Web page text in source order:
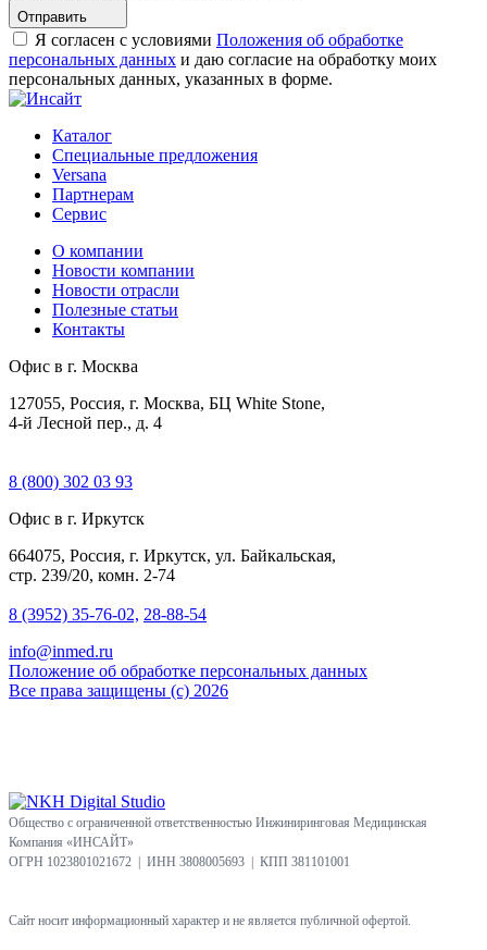
Отправить
Я согласен с условиями Положения об обработке
персональных данных и даю согласие на обработку моих
персональных данных, указанных в форме.
Каталог
Специальные предложения
Versana
Партнерам
Сервис
О компании
Новости компании
Новости отрасли
Полезные статьи
Контакты
Офис в г. Москва
127055, Россия, г. Москва, БЦ White Stone,
4-й Лесной пер., д. 4
8 (800) 302 03 93
Офис в г. Иркутск
664075, Россия, г. Иркутск, ул. Байкальская,
стр. 239/20, комн. 2-74
8 (3952) 35-76-02, 28-88-54
info@inmed.ru
Положение об обработке персональных данных
Все права защищены (с) 2026
Общество с ограниченной ответственностью Инжиниринговая Медицинская
Компания «ИНСАЙТ»
ОГРН 1023801021672 | ИНН 3808005693 | КПП 381101001
Сайт носит информационный характер и не является публичной офертой.